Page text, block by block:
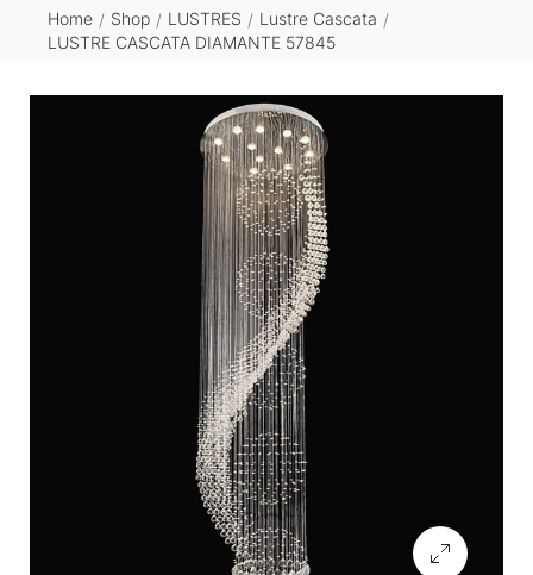
Home / Shop / LUSTRES / Lustre Cascata /
LUSTRE CASCATA DIAMANTE 57845